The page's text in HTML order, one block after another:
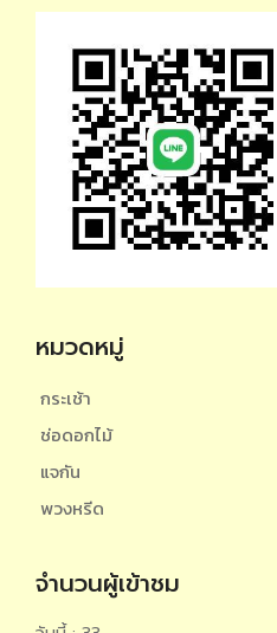
หมวดหมู่
กระเช้า
ช่อดอกไม้
แจกัน
พวงหรีด
จำนวนผู้เข้าชม